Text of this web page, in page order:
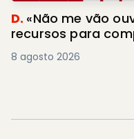
D. «Não me vão
recursos para
8 agosto 2026